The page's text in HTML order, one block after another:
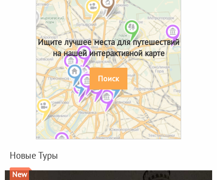
Ищите лучшее места для путешествий
на нашей интерактивной карте
Поиск
Новые Туры
New